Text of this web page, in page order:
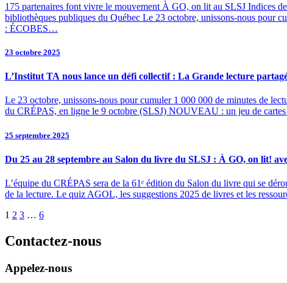
175 partenaires font vivre le mouvement À GO, on lit au SLSJ Indices
bibliothèques publiques du Québec Le 23 octobre, unissons-nous pour
: ÉCOBES…
23 octobre 2025
L’Institut TA nous lance un défi collectif : La Grande lecture
Le 23 octobre, unissons-nous pour cumuler 1 000 000 de minutes de
du CRÉPAS, en ligne le 9 octobre (SLSJ) NOUVEAU : un jeu de
25 septembre 2025
Du 25 au 28 septembre au Salon du livre du SLSJ : À GO, on lit!
L’équipe du CRÉPAS sera de la 61ᵉ édition du Salon du livre qui se
de la lecture. Le quiz AGOL, les suggestions 2025 de livres et les
1 2 3 … 6
Contactez-nous
Appelez-nous